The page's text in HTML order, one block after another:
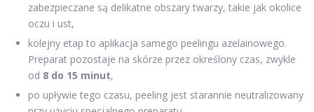
zabezpieczane są delikatne obszary twarzy, takie jak okolice
oczu i ust,
kolejny etap to aplikacja samego peelingu azelainowego.
Preparat pozostaje na skórze przez określony czas, zwykle
od 8 do 15 minut,
po upływie tego czasu, peeling jest starannie neutralizowany